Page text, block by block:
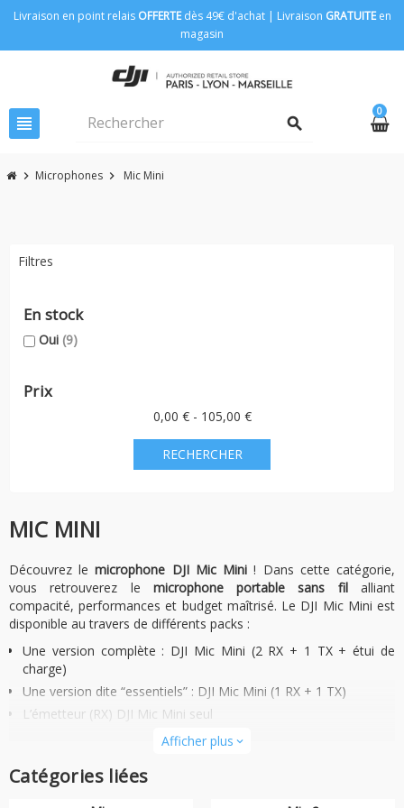
Livraison en point relais OFFERTEdès 49€ d'achat | Livraison GRATUITEen
magasin
view_headline search
0
chevron_right Microphones chevron_right Mic Mini
Filtres
En stock
Oui (9)
Prix
0,00 € - 105,00 €
MIC MINI
Découvrez lemicrophone DJI Mic Mini ! Dans cette catégorie,
vous retrouverez le microphone portable sans filalliant
compacité, performances et budget maîtrisé. Le DJI Mic Mini est
disponible au travers de différents packs :
Une version complète : DJI Mic Mini (2 RX + 1 TX + étui de
charge)
Une version dite “essentiels” : DJI Mic Mini (1 RX + 1 TX)
L’émetteur (RX) DJI Mic Mini seul
Il est également possible de retrouver en achat seul l’
recharge pour DJI Mic Mini
DJI Mic Mini . Ce dernier permet de
Afficher plus expand_more
Catégories liées